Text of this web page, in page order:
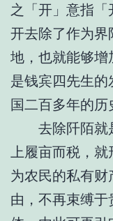
之「开」意指
开去除了作为
地，也就能够
是钱宾四先生
国二百多年的历
去除阡陌就
上履亩而税，
为农民的私有财
由，不再束缚